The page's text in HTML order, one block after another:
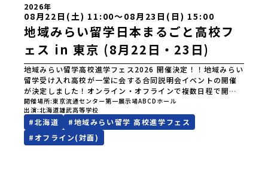
2026年
08月22日(土) 11:00〜08月23日(日) 15:00
地域みらい留学日本まるごと高校フ
ェス in 東京 (8月22日・23日)
地域みらい留学高校進学フェス2026 開催決定！！地域みらい
留学受け入れ高校が一堂に会する合同説明会イベントの開催
が決定しました！オンライン・オフラインで複数日程で開催
いたしますので、奮ってご参加ください。皆様にお会いでき
ますことを楽しみにしております。ページ下の「申し込む」
ボタンより事前予約をお願いいたします。\ 地域みらい留学高
校進学フェス in 東京 (8月22日・23日)/日時2026年8月22日
(土)11:00-17:00 8月23日(日)10:30-15:00場所東京
開催場所 東京流通センター第一展示場ABCDホール
出演 北海道雄武高等学校
#北海道 #地域みらい留学 高校進学フェス
#オフライン(対面)